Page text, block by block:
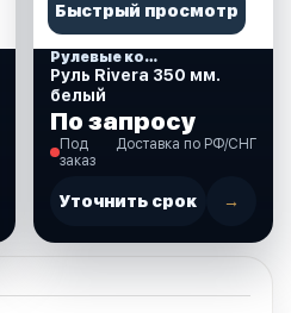
Быстрый просмотр
Рулевые колеса, спиннеры
Руль Rivera 350 мм.
белый
По запросу
Под
заказ
Доставка по РФ/СНГ
Уточнить срок →